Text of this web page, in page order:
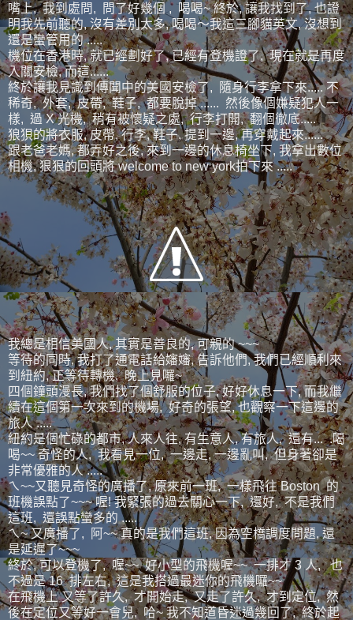
嘴上, 我到處問, 問了好幾個 , 喝喝~ 終於, 讓我找到了, 也證
明我先前聽的, 沒有差別太多, 喝喝～我這三腳貓英文, 沒想到
還是蠻管用的 .....
機位在香港時, 就已經劃好了, 已經有登機證了, 現在就是再度
入關安檢, 而這......
終於讓我見識到傳聞中的美國安檢了, 隨身行李拿下來..... 不
稀奇, 外套, 皮帶, 鞋子, 都要脫掉 ...... 然後像個嫌疑犯人一
樣, 過 X 光機, 稍有被懷疑之處, 行李打開, 翻個徹底.....
狼狽的將衣服, 皮帶, 行李, 鞋子, 提到一邊, 再穿戴起來......
跟老爸老媽, 都弄好之後, 來到一邊的休息椅坐下, 我拿出數位
相機, 狠狠的回頭將 welcome to new york拍下來 .....
我總是相信美國人, 其實是善良的, 可親的 ~~~
等待的同時, 我打了通電話給嬸嬸, 告訴他們, 我們已經順利來
到紐約, 正等待轉機, 晚上見囉~
四個鐘頭漫長, 我們找了個舒服的位子, 好好休息一下, 而我繼
續在這個第一次來到的機場, 好奇的張望, 也觀察一下這邊的
旅人 .....
紐約是個忙碌的都市, 人來人往, 有生意人, 有旅人, 還有... .喝
喝~~ 奇怪的人, 我看見一位, 一邊走, 一邊亂叫, 但身著卻是
非常優雅的人 .....
ㄟ~~又聽見奇怪的廣播了, 原來前一班, 一樣飛往 Boston 的
班機誤點了~~~ 喔! 我緊張的過去關心一下, 還好, 不是我們
這班, 還誤點蠻多的 .....
ㄟ~ 又廣播了, 阿~~ 真的是我們這班, 因為空橋調度問題, 還
是延遲了~~~
終於, 可以登機了, 喔~~ 好小型的飛機喔~~ 一排才 3 人, 也
不過是 16 排左右, 這是我搭過最迷你的飛機囉~~
在飛機上 又等了許久, 才開始走, 又走了許久, 才到定位, 然
後在定位又等好一會兒, 哈~ 我不知道昏迷過幾回了, 終於起